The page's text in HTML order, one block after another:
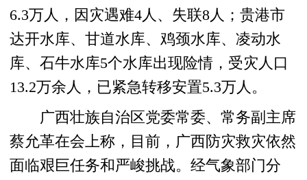
6.3万人，因灾遇难4人、失联8人；贵港市
达开水库、甘道水库、鸡颈水库、凌动水
库、石牛水库5个水库出现险情，受灾人口
13.2万余人，已紧急转移安置5.3万人。
广西壮族自治区党委常委、常务副主席
蔡允革在会上称，目前，广西防灾救灾依然
面临艰巨任务和严峻挑战。经气象部门分